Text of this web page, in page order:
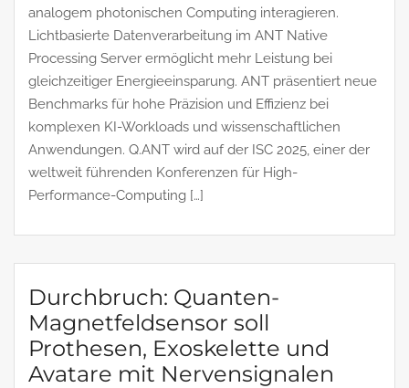
analogem photonischen Computing interagieren.
Lichtbasierte Datenverarbeitung im ANT Native
Processing Server ermöglicht mehr Leistung bei
gleichzeitiger Energieeinsparung. ANT präsentiert neue
Benchmarks für hohe Präzision und Effizienz bei
komplexen KI-Workloads und wissenschaftlichen
Anwendungen. Q.ANT wird auf der ISC 2025, einer der
weltweit führenden Konferenzen für High-
Performance-Computing […]
Durchbruch: Quanten-
Magnetfeldsensor soll
Prothesen, Exoskelette und
Avatare mit Nervensignalen